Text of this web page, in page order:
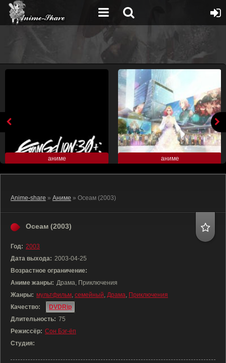
аниме аниме
Anime-share » Аниме » Осеам (2003)
Осеам (2003)
Год: 2003
Дата выхода: 2003-04-25
Возрастное ограничение:
Аниме жанры: Драма, Приключения
Жанры: мультфильм, семейный, Драма, Приключения
Качество:
DVDRip
Длительность: 75
Режиссёр: Сон Бэг-ёп
Студия: